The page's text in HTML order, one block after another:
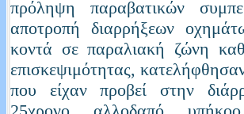
πρόληψη παραβατικών
αποτροπή διαρρήξεων
κοντά σε παραλιακή ζώνη
επισκεψιμότητας,
που είχαν προβεί στην